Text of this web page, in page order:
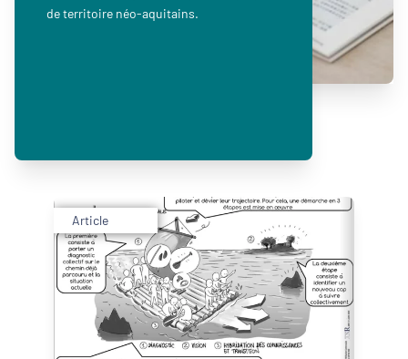
de territoire néo-aquitains.
Article